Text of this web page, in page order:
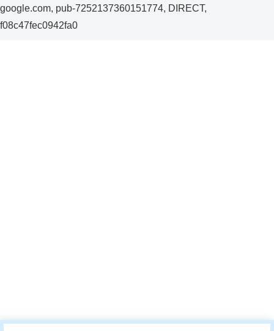
google.com, pub-7252137360151774, DIRECT,
f08c47fec0942fa0